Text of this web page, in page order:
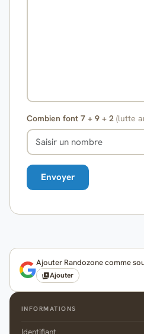
Combien font 7 + 9 + 2 (lutte
Ajouter Randozone comme
Ajouter
INFORMATIONS
Identifiant